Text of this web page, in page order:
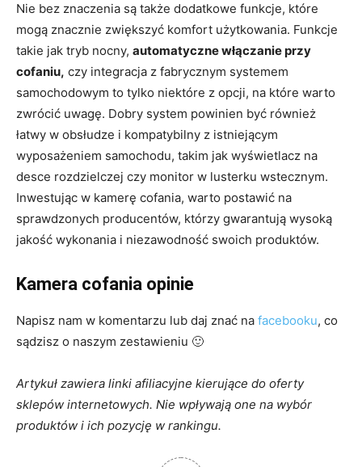
Nie bez znaczenia są także dodatkowe funkcje, które
mogą znacznie zwiększyć komfort użytkowania. Funkcje
takie jak tryb nocny, automatyczne włączanie przy
cofaniu, czy integracja z fabrycznym systemem
samochodowym to tylko niektóre z opcji, na które warto
zwrócić uwagę. Dobry system powinien być również
łatwy w obsłudze i kompatybilny z istniejącym
wyposażeniem samochodu, takim jak wyświetlacz na
desce rozdzielczej czy monitor w lusterku wstecznym.
Inwestując w kamerę cofania, warto postawić na
sprawdzonych producentów, którzy gwarantują wysoką
jakość wykonania i niezawodność swoich produktów.
Kamera cofania opinie
Napisz nam w komentarzu lub daj znać na facebooku, co
sądzisz o naszym zestawieniu 🙂
Artykuł zawiera linki afiliacyjne kierujące do oferty
sklepów internetowych. Nie wpływają one na wybór
produktów i ich pozycję w rankingu.